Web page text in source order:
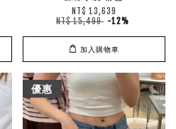
NT$ 13,639
NT$ 15,499 -12%
加入購物車
優惠